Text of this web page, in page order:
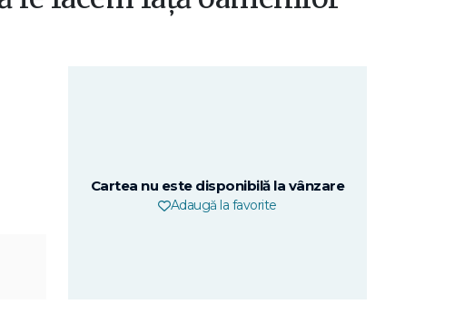
Cartea nu este disponibilă la vânzare
Adaugă la favorite